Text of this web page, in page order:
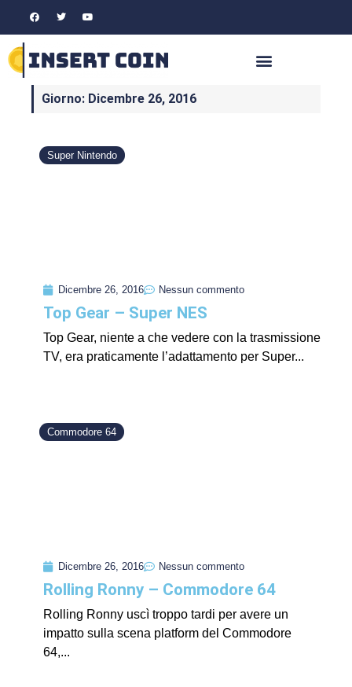
Giorno: Dicembre 26, 2016
Super Nintendo
Dicembre 26, 2016 Nessun commento
Top Gear – Super NES
Top Gear, niente a che vedere con la trasmissione
TV, era praticamente l’adattamento per Super...
Commodore 64
Dicembre 26, 2016 Nessun commento
Rolling Ronny – Commodore 64
Rolling Ronny uscì troppo tardi per avere un
impatto sulla scena platform del Commodore
64,...